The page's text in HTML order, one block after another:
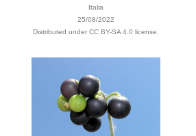
Italia
25/08/2022
Distributed under CC BY-SA 4.0 license.